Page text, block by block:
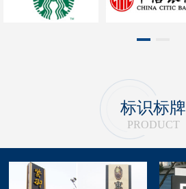
标识标牌
PRODUCT